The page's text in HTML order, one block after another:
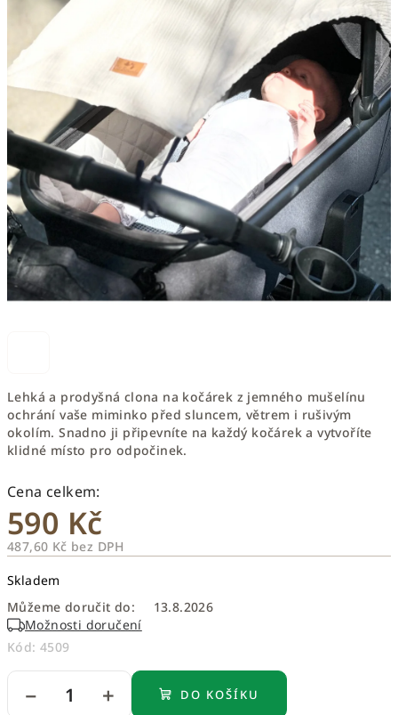
Lehká a prodyšná clona na kočárek z jemného mušelínu
ochrání vaše miminko před sluncem, větrem i rušivým
okolím. Snadno ji připevníte na každý kočárek a vytvoříte
klidné místo pro odpočinek.
590 Kč
487,60 Kč bez DPH
cena:
Skladem
Můžeme doručit do:
13.8.2026
Možnosti doručení
Kód: 4509
+
− DO KOŠÍKU